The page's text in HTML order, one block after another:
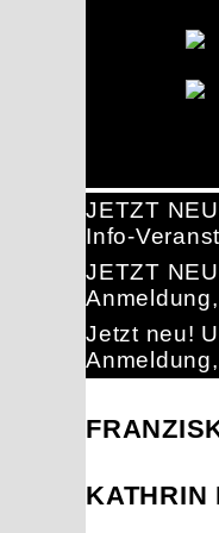
JETZT
Info-
JETZT
Jetzt neu!
KATHRIN